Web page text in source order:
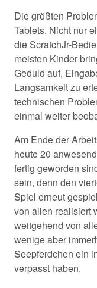
Die größten
Tablets. Nicht nur
die ScratchJr-
meisten Kinder
Geduld auf,
Langsamkeit zu
technischen
einmal weiter
Am Ende der
heute 20
fertig geworden
sein, denn den
Spiel erneut
von allen realisiert
weitgehend von
wenige aber
Seepferdchen ein
verpasst haben.